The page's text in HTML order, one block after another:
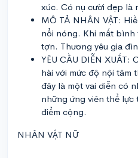
xúc. Có nụ cười đẹp là
MÔ TẢ NHÂN VẬT:
nổi nóng. Khi mất
tợn. Thương yêu gia
YÊU CẦU DIỄN XUẤT:
hài với mức độ nội tâm
đây là một vai diễn có
những ứng viên thể lực
điểm cộng.
NHÂN VẬT NỮ